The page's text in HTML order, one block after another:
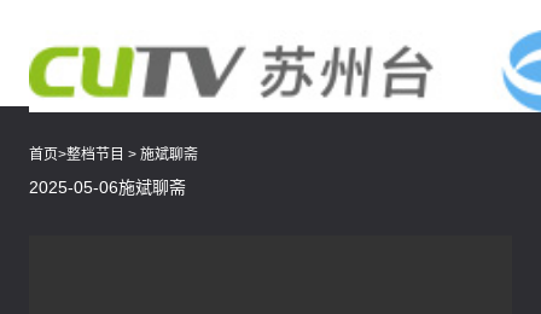
首页>整档节目 > 施斌聊斋
2025-05-06施斌聊斋